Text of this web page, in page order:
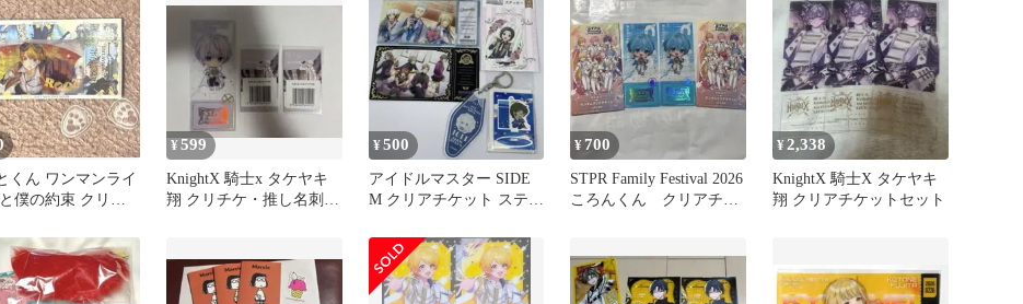
くん ワンマンライ
僕の約束 クリア
¥599
KnightX 騎士x タケヤキ
翔 クリチケ・推し名刺
¥500
アイドルマスター SIDE
M クリアチケット ステッ
¥700
STPR Family Festival 2026
ころんくん クリアチケ
¥2,338
KnightX 騎士X タケヤキ
翔 クリアチケットセット